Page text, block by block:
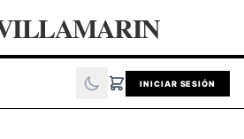
INICIAR SESIÓN